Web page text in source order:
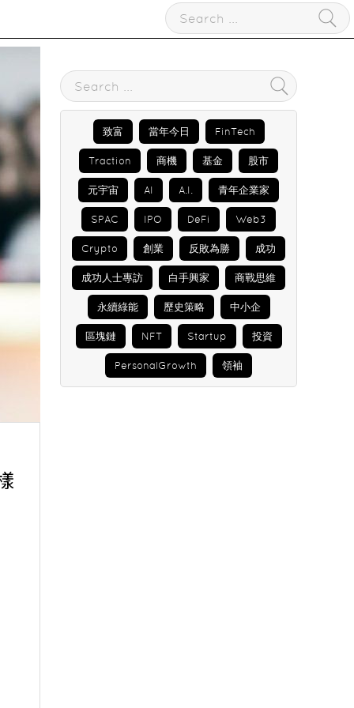
致富 當年今日 FinTech
Traction 商機 基金 股市
元宇宙 AI A.I. 青年企業家
SPAC IPO DeFi Web3
Crypto 創業 反敗為勝 成功
成功人士專訪 白手興家 商戰思維
永續綠能 歷史策略 中小企
區塊鏈 NFT Startup 投資
PersonalGrowth 領袖